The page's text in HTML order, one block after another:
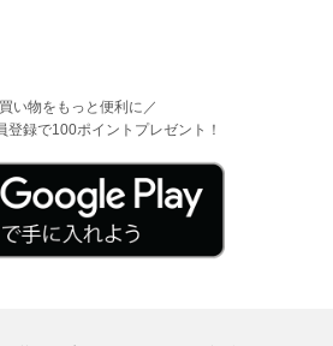
い物をもっと便利に／
登録で100ポイントプレゼント！